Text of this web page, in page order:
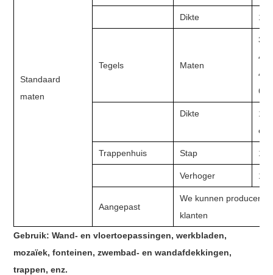
Standaard
maten
Dikte 15
Tegels Maten
Dikte
10
Trappenhuis Stap
Verhoger
Aangepast
We kunnen
klanten
Gebruik:Wand- en vloertoepassingen, werkbladen,
mozaïek, fonteinen, zwembad- en wandafdekkingen,
trappen, enz.